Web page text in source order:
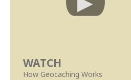
WATCH
How Geocaching Works